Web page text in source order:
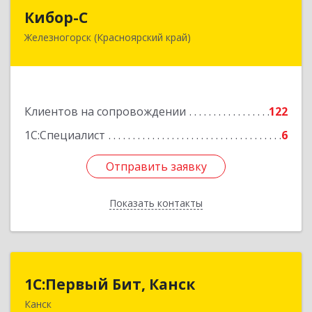
Кибор-С
Железногорск (Красноярский край)
Клиентов на сопровождении
122
1С:Специалист
6
Отправить заявку
Показать контакты
662973, Красноярский край, Железногорск г,
Отправить заявку
Назад
1С:Первый Бит, Канск
Канск